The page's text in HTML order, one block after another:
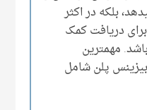
بلکه در اکثر
دریافت کمک
مهمترین
پلن شامل